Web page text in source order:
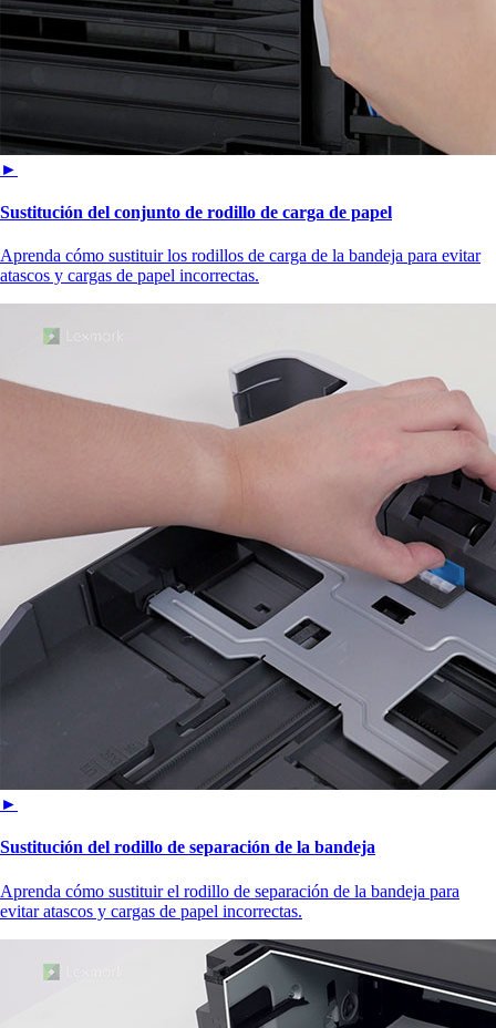
►
Sustitución del conjunto de rodillo de carga de papel
Aprenda cómo sustituir los rodillos de carga de la bandeja para evitar
atascos y cargas de papel incorrectas.
►
Sustitución del rodillo de separación de la bandeja
Aprenda cómo sustituir el rodillo de separación de la bandeja para
evitar atascos y cargas de papel incorrectas.